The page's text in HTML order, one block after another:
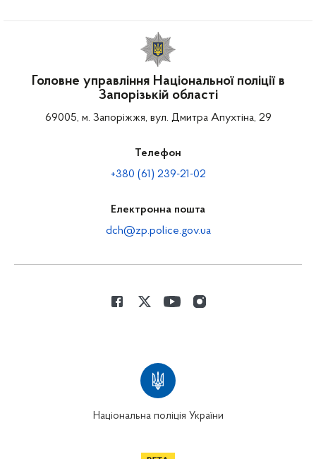
Головне управління Національної поліції в
Запорізькій області
69005, м. Запоріжжя, вул. Дмитра Апухтіна, 29
Телефон
+380 (61) 239-21-02
Електронна пошта
dch@zp.police.gov.ua
Національна поліція України